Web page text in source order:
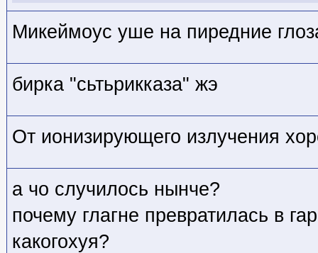
Микеймоус уше на пиредние
бирка "сьтьрикказа" жэ
От ионизирующего излучения
а чо случилось нынче?
почему глагне превратилась в
какогохуя?